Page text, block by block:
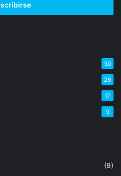
30
26
17
9
(9)